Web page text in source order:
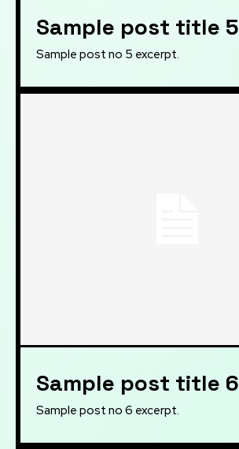
Sample post title 5
Sample post no 5 excerpt.
Sample post title 6
Sample post no 6 excerpt.